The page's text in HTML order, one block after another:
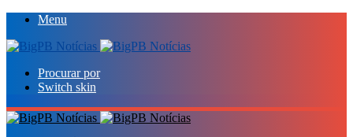
Menu
Procurar por
Switch skin